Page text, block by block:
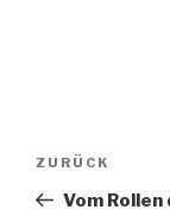
Vorheriger
Beitrag
ZURÜCK
Vom